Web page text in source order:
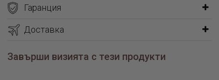
диамантени годежни пръстени онлайн
Гаранция
Доставка
Завърши визията с тези продукти